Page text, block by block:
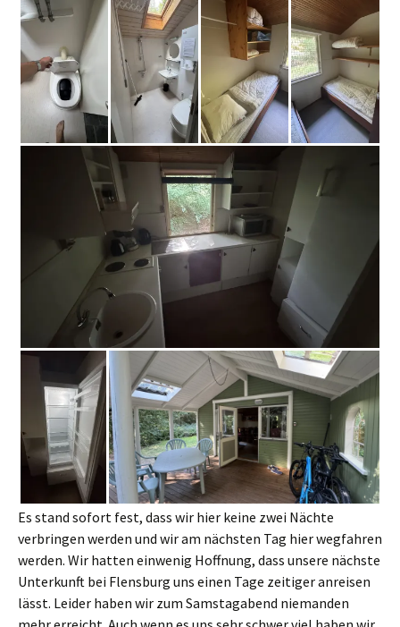
Es stand sofort fest, dass wir hier keine zwei Nächte
verbringen werden und wir am nächsten Tag hier wegfahren
werden. Wir hatten einwenig Hoffnung, dass unsere nächste
Unterkunft bei Flensburg uns einen Tage zeitiger anreisen
lässt. Leider haben wir zum Samstagabend niemanden